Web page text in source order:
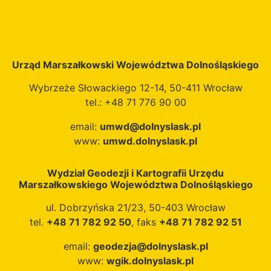
Dolnego Śląska",
Priorytetu 1
„Fundusze
Europejskie na rzecz
Dolnego Śląska",
Działania 1.3
publicznych". Autorką
mapy jest Pani
Natalia Cyran.
Urząd Marszałkowski Województwa Dolnośląskiego
Wybrzeże Słowackiego 12-14, 50-411 Wrocław
tel.: +48 71 776 90 00
email: umwd@dolnyslask.pl
www: umwd.dolnyslask.pl
Wydział Geodezji i Kartografii Urzędu
Marszałkowskiego Województwa Dolnośląskiego
ul. Dobrzyńska 21/23, 50-403 Wrocław
tel. +48 71 782 92 50, faks +48 71 782 92 51
email: geodezja@dolnyslask.pl
www: wgik.dolnyslask.pl